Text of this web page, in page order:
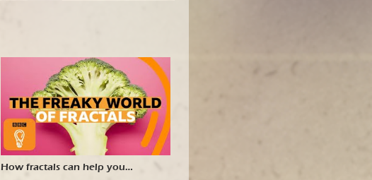
How fractals can help you